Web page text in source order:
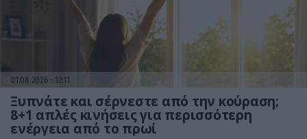
01.08.2026 12:11
Ξυπνάτε και σέρνεστε από την κούραση;
8+1 απλές κινήσεις για περισσότερη
ενέργεια από το πρωί